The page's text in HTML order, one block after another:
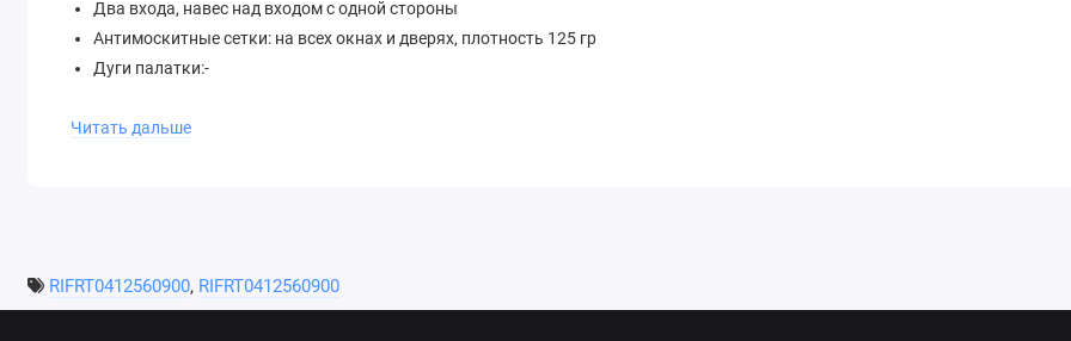
Два входа, навес над входом с одной стороны
Антимоскитные сетки: на всех окнах и дверях, плотность 125 гр
Дуги палатки:-
Матрас:Поролон повышенной плотности в текстильном чехле, толщина 6 см.
Сумка для обуви: -
Крепления для монтажа: комплект
Читать дальше
RIFRT0412560900, RIFRT0412560900